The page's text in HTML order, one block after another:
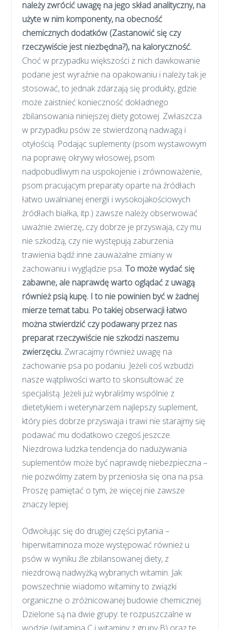
należy zwrócić uwagę na jego skład analityczny, na
użyte w nim komponenty, na obecność
chemicznych dodatków (Zastanowić się czy
rzeczywiście jest niezbędna?), na kaloryczność.
Choć w przypadku większości z nich dawkowanie
podane jest wyraźnie na opakowaniu i należy tak je
stosować, to jednak zdarzają się produkty, gdzie
może zaistnieć konieczność dokładnego
zbilansowania niniejszej diety gotowej. Zwłaszcza
w przypadku psów ze stwierdzoną nadwagą i
otyłością. Podając suplementy (psom wystawowym
na poprawę okrywy włosowej, psom
nadpobudliwym na uspokojenie i zrównoważenie,
psom pracującym preparaty oparte na źródłach
łatwo uwalnianej energii i wysokojakościowych
źródłach białka, itp.) zawsze należy obserwować
uważnie zwierzę, czy dobrze je przyswaja, czy mu
nie szkodzą, czy nie występują zaburzenia
trawienia bądź inne zauważalne zmiany w
zachowaniu i wyglądzie psa.To może wydać się
zabawne, ale naprawdę warto oglądać z uwagą
również psią kupę. I to nie powinien być w żadnej
mierze temat tabu. Po takiej obserwacji łatwo
można stwierdzić czy podawany przez nas
preparat rzeczywiście nie szkodzi naszemu
zwierzęciu. Zwracajmy również uwagę na
zachowanie psa po podaniu. Jeżeli coś wzbudzi
nasze wątpliwości warto to skonsultować ze
specjalistą. Jeżeli już wybraliśmy wspólnie z
dietetykiem i weterynarzem najlepszy suplement,
który pies dobrze przyswaja i trawi nie starajmy się
podawać mu dodatkowo czegoś jeszcze.
Niezdrowa ludzka tendencja do nadużywania
suplementów może być naprawdę niebezpieczna –
nie pozwólmy zatem by przeniosła się ona na psa.
Proszę pamiętać o tym, że więcej nie zawsze
znaczy lepiej.
Odwołując się do drugiej części pytania –
hiperwitaminoza może występować również u
psów w wyniku źle zbilansowanej diety, z
niezdrową nadwyżką wybranych witamin. Jak
powszechnie wiadomo witaminy to związki
organiczne o zróżnicowanej budowie chemicznej.
Dzielone są na dwie grupy: te rozpuszczalne w